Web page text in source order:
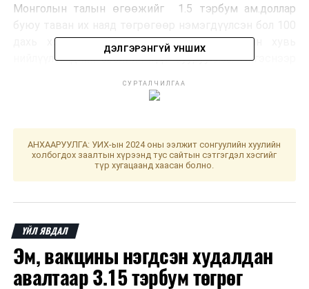
Монголын талын өгөөжийг 1.5 тэрбум ам.доллар
дахь хоногийн босгон дээрээ Оюутолгойн хувь
нийлүүлэгчдийн зээлийн хүүг буурууллаа. Ингэснээр
ам.доллар буюу 22 их наяд төгрөгийг хэмнэж,
бүрдлээ.
ДЭЛГЭРЭНГҮЙ УНШИХ
СУРТАЛЧИЛГАА
АНХААРУУЛГА: УИХ-ын 2024 оны ээлжит сонгуулийн хуулийн
холбогдох заалтын хүрээнд тус сайтын сэтгэгдэл хэсгийг
түр хугацаанд хаасан болно.
ҮЙЛ ЯВДАЛ
Эм, вакцины нэгдсэн худалдан
авалтаар 3.15 тэрбум төгрөг